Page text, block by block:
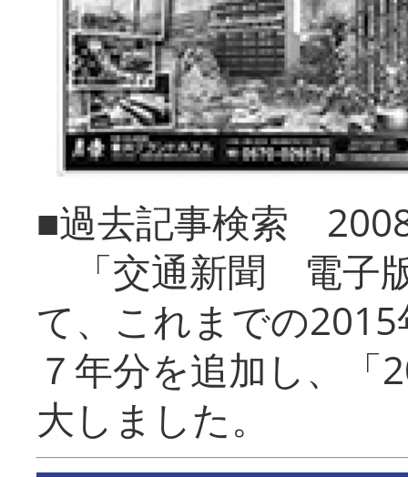
■過去記事検索
「交通新聞 電子
て、これまでの
７年分を追加し、「
大しまし